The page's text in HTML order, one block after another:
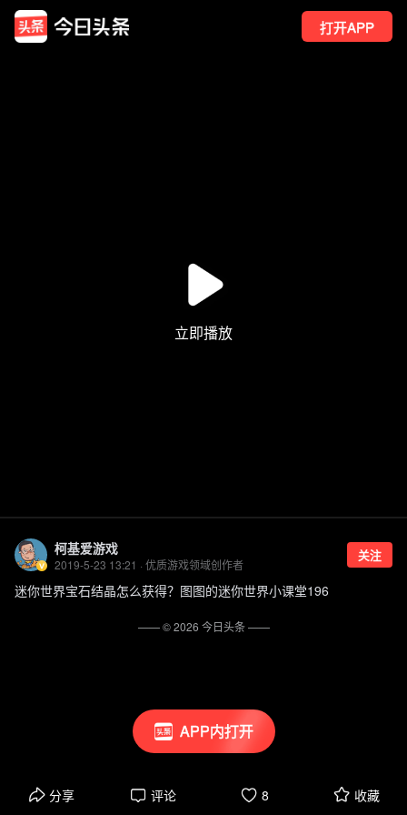
打开APP
APP内打开
柯基爱游戏
2019-5-23 13:21 · 优质游戏领域创作者
关注
迷你世界宝石结晶怎么获得？图图的迷你世界小课堂196
分享 评论 8 收藏
—— ©2026 今日头条——